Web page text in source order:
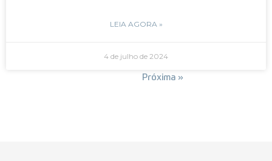
LEIA AGORA »
4 de julho de 2024
Próxima »